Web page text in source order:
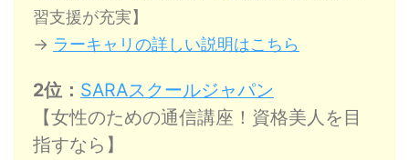
習支援が充実】
→ ラーキャリの詳しい説明はこちら
2位： SARAスクールジャパン
【女性のための通信講座！資格美人を目
指すなら】